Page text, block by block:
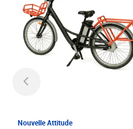
Nouvelle Attitude